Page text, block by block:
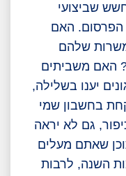
שביצועי
הפרסום. האם
שלהם
האם משביתים
יענו בשלילה,
בחשבון שמי
גם לא יראה
שאתם מעלים
השנה, לרבות